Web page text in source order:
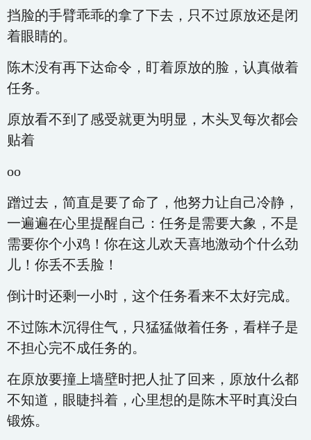
挡脸的手臂乖乖的拿了下去，只不过原放还是闭
着眼睛的。
陈木没有再下达命令，盯着原放的脸，认真做着
任务。
原放看不到了感受就更为明显，木头叉每次都会
贴着
oo
蹭过去，简直是要了命了，他努力让自己冷静，
一遍遍在心里提醒自己：任务是需要大象，不是
需要你个小鸡！你在这儿欢天喜地激动个什么劲
儿！你丢不丢脸！
倒计时还剩一小时，这个任务看来不太好完成。
不过陈木沉得住气，只猛猛做着任务，看样子是
不担心完不成任务的。
在原放要撞上墙壁时把人扯了回来，原放什么都
不知道，眼睫抖着，心里想的是陈木平时真没白
锻炼。